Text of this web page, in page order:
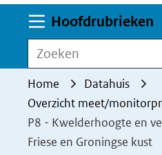
worden
toegestaan
geweigerd.
Hoofdrubrieken
Zoeken
Home
Datahuis
Overzicht meet/
P8 - Kwelderhoogte en
Friese en Groningse kust